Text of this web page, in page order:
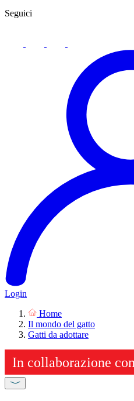
Seguici
Login
Home
Il mondo del gatto
Gatti da adottare